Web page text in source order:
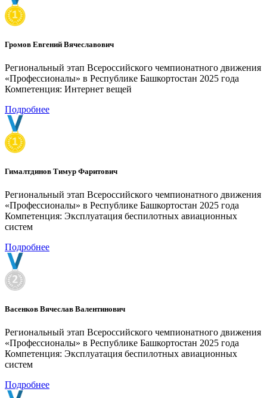
Громов Евгений Вячеславович
Региональный этап Всероссийского чемпионатного движения
«Профессионалы» в Республике Башкортостан 2025 года
Компетенция: Интернет вещей
Подробнее
Гималтдинов Тимур Фаритович
Региональный этап Всероссийского чемпионатного движения
«Профессионалы» в Республике Башкортостан 2025 года
Компетенция: Эксплуатация беспилотных авиационных
систем
Подробнее
Васенков Вячеслав Валентинович
Региональный этап Всероссийского чемпионатного движения
«Профессионалы» в Республике Башкортостан 2025 года
Компетенция: Эксплуатация беспилотных авиационных
систем
Подробнее